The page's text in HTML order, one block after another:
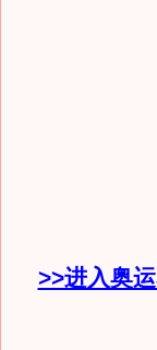
>>进入奥